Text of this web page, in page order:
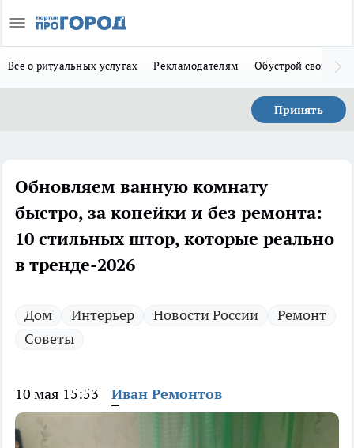
Всё о ритуальных услугах Рекламодателям Обустрой свой дом
Принять
Обновляем ванную комнату
быстро, за копейки и без ремонта:
10 стильных штор, которые реально
в тренде-2026
Дом Интерьер Новости России
Ремонт
Советы
10 мая 15:53 Иван Ремонтов